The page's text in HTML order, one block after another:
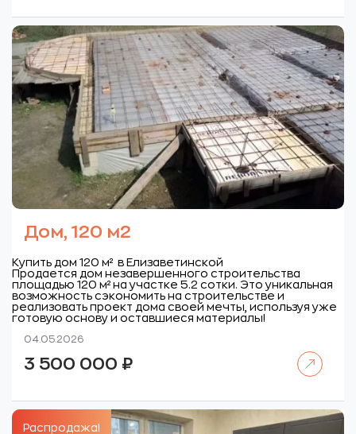
Дом, 120 м2
Купить дом 120 м² в Елизаветинской
Продается дом незавершенного строительства
площадью 120 м² на участке 5.2 сотки. Это уникальная
возможность сэкономить на строительстве и
реализовать проект дома своей мечты, используя уже
готовую основу и оставшиеся материалы!
04.05.2026
3 500 000 ₽
Распродажа!